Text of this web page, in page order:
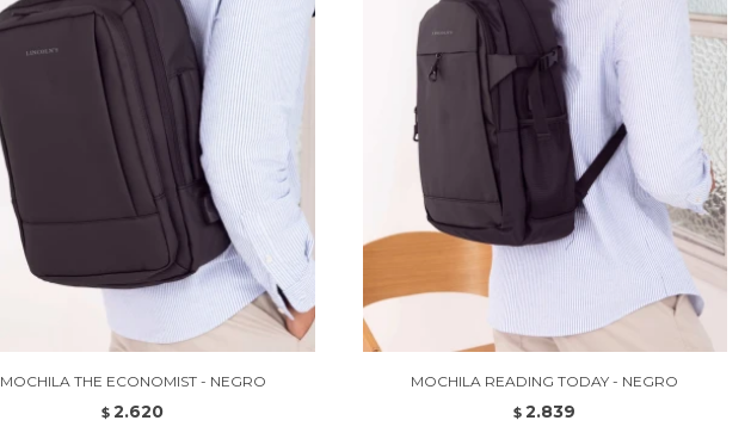
MOCHILA THE ECONOMIST - NEGRO
$ 2.620
MOCHILA READING TODAY - NEGRO
$ 2.839